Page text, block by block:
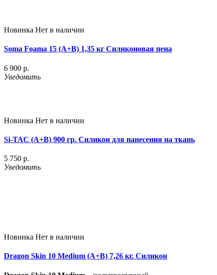
Новинка Нет в наличии
Soma Foama 15 (A+B) 1,35 кг Силиконовая пена
6 900 р.
Уведомить
Новинка Нет в наличии
Si-TAC (A+B) 900 гр. Силикон для нанесения на ткань
5 750 р.
Уведомить
Новинка Нет в наличии
Dragon Skin 10 Medium (A+B) 7,26 кг. Силикон